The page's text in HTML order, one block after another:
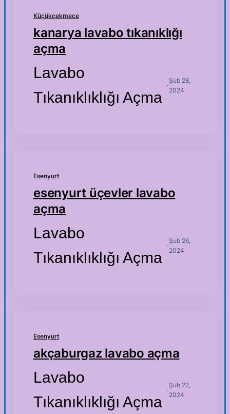
Küçükçekmece
kanarya lavabo tıkanıklığı
açma
Lavabo
Tıkanıklıklığı Açma
·
Şub 28,
2024
Esenyurt
esenyurt üçevler lavabo
açma
Lavabo
Tıkanıklıklığı Açma
·
Şub 26,
2024
Esenyurt
akçaburgaz lavabo açma
Lavabo
Tıkanıklıklığı Açma
·
Şub 22,
2024